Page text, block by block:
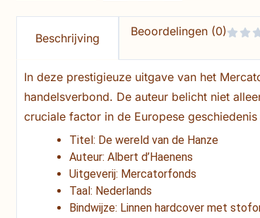
Beschrijving Beoordelingen (0)
In deze prestigieuze uitgave van het
handelsverbond. De auteur belicht niet
cruciale factor in de Europese geschiedenis
Titel: De wereld van de Hanze
Auteur: Albert d’Haenens
Uitgeverij: Mercatorfonds
Taal: Nederlands
Bindwijze: Linnen hardcover met